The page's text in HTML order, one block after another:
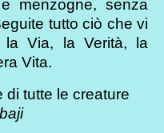
menzogne, senza
tutto ciò che vi
la Via, la Verità, la
Vita.
di tutte le creature